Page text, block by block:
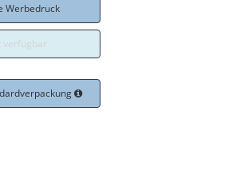
Werbedruck
verfügbar